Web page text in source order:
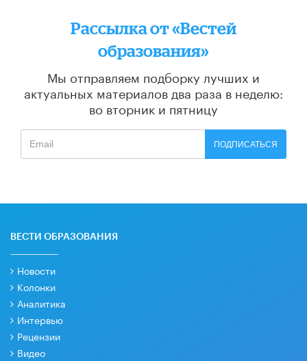
Рассылка от «Вестей
образования»
Мы отправляем подборку лучших и
актуальных материалов два раза в неделю:
во вторник и пятницу
ПОДПИСАТЬСЯ
ВЕСТИ ОБРАЗОВАНИЯ
Новости
Колонки
Аналитика
Интервью
Рецензии
Видео